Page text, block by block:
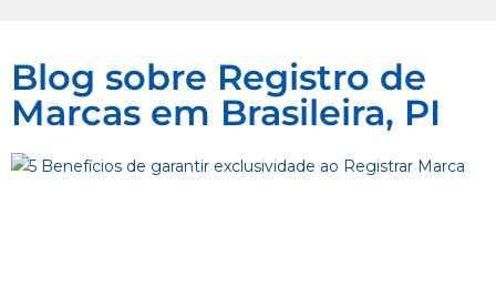
Blog sobre Registro de
Marcas em Brasileira, PI